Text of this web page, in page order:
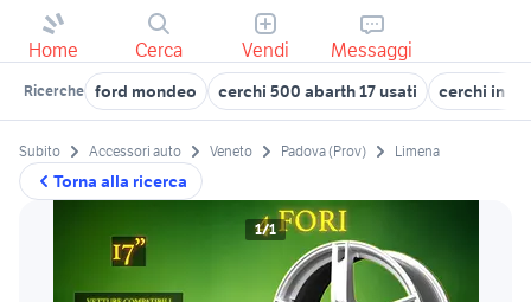
Home Cerca Vendi Messaggi
Ricerche ford mondeo cerchi 500 abarth 17 usati cerchi in
Torna alla ricerca
Subito Accessori auto Veneto Padova (Prov) Limena
1/1